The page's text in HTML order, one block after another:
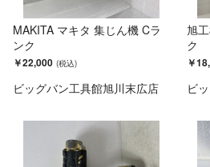
MAKITA マキタ 集じん機 Cラ
ンク
￥22,000
ビッグバン工具館旭川末広店
旭
ク
￥
ビ